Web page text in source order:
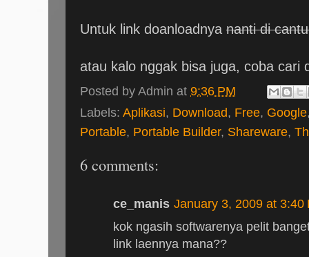
Untuk link doanloadnya nanti di
atau kalo nggak bisa juga, coba cari
Posted by Admin at 9:36 PM
Labels: Aplikasi, Download, Free, Google
Portable, Portable Builder, Shareware,
6 comments:
ce_manis January 3, 2009 at 3:40
kok ngasih softwarenya pelit
link laennya mana??